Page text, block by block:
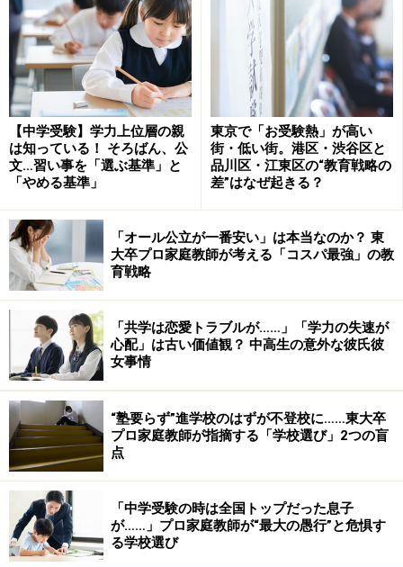
【中学受験】学力上位層の親
は知っている！ そろばん、公
文…習い事を「選ぶ基準」と
「やめる基準」
東京で「お受験熱」が高い
街・低い街。港区・渋谷区と
品川区・江東区の“教育戦略の
差”はなぜ起きる？
「オール公立が一番安い」は本当なのか？ 東
大卒プロ家庭教師が考える「コスパ最強」の教
育戦略
「共学は恋愛トラブルが……」「学力の失速が
心配」は古い価値観？ 中高生の意外な彼氏彼
女事情
“塾要らず”進学校のはずが不登校に……東大卒
プロ家庭教師が指摘する「学校選び」2つの盲
点
「中学受験の時は全国トップだった息子
が……」プロ家庭教師が“最大の愚行”と危惧す
る学校選び